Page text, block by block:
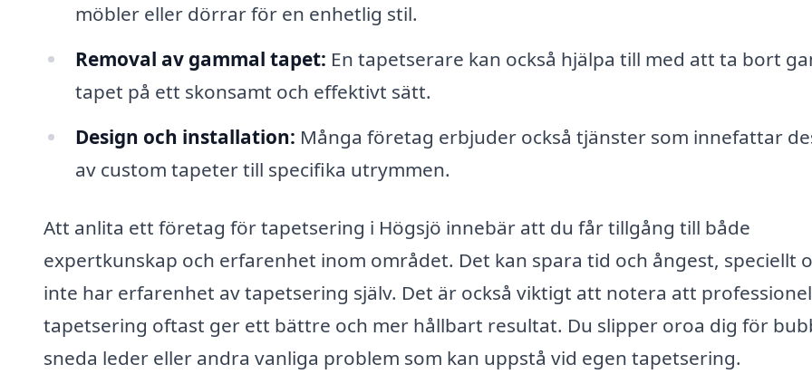
möbler eller dörrar för en enhetlig stil.
Removal av gammal tapet: En tapetserare kan också hjälpa till med att ta bort
tapet på ett skonsamt och effektivt sätt.
Design och installation: Många företag erbjuder också tjänster som innefattar
av custom tapeter till specifika utrymmen.
Att anlita ett företag för tapetsering i Högsjö innebär att du får tillgång till både
expertkunskap och erfarenhet inom området. Det kan spara tid och ångest, speciellt
inte har erfarenhet av tapetsering själv. Det är också viktigt att notera att
tapetsering oftast ger ett bättre och mer hållbart resultat. Du slipper oroa dig för
sneda leder eller andra vanliga problem som kan uppstå vid egen tapetsering.